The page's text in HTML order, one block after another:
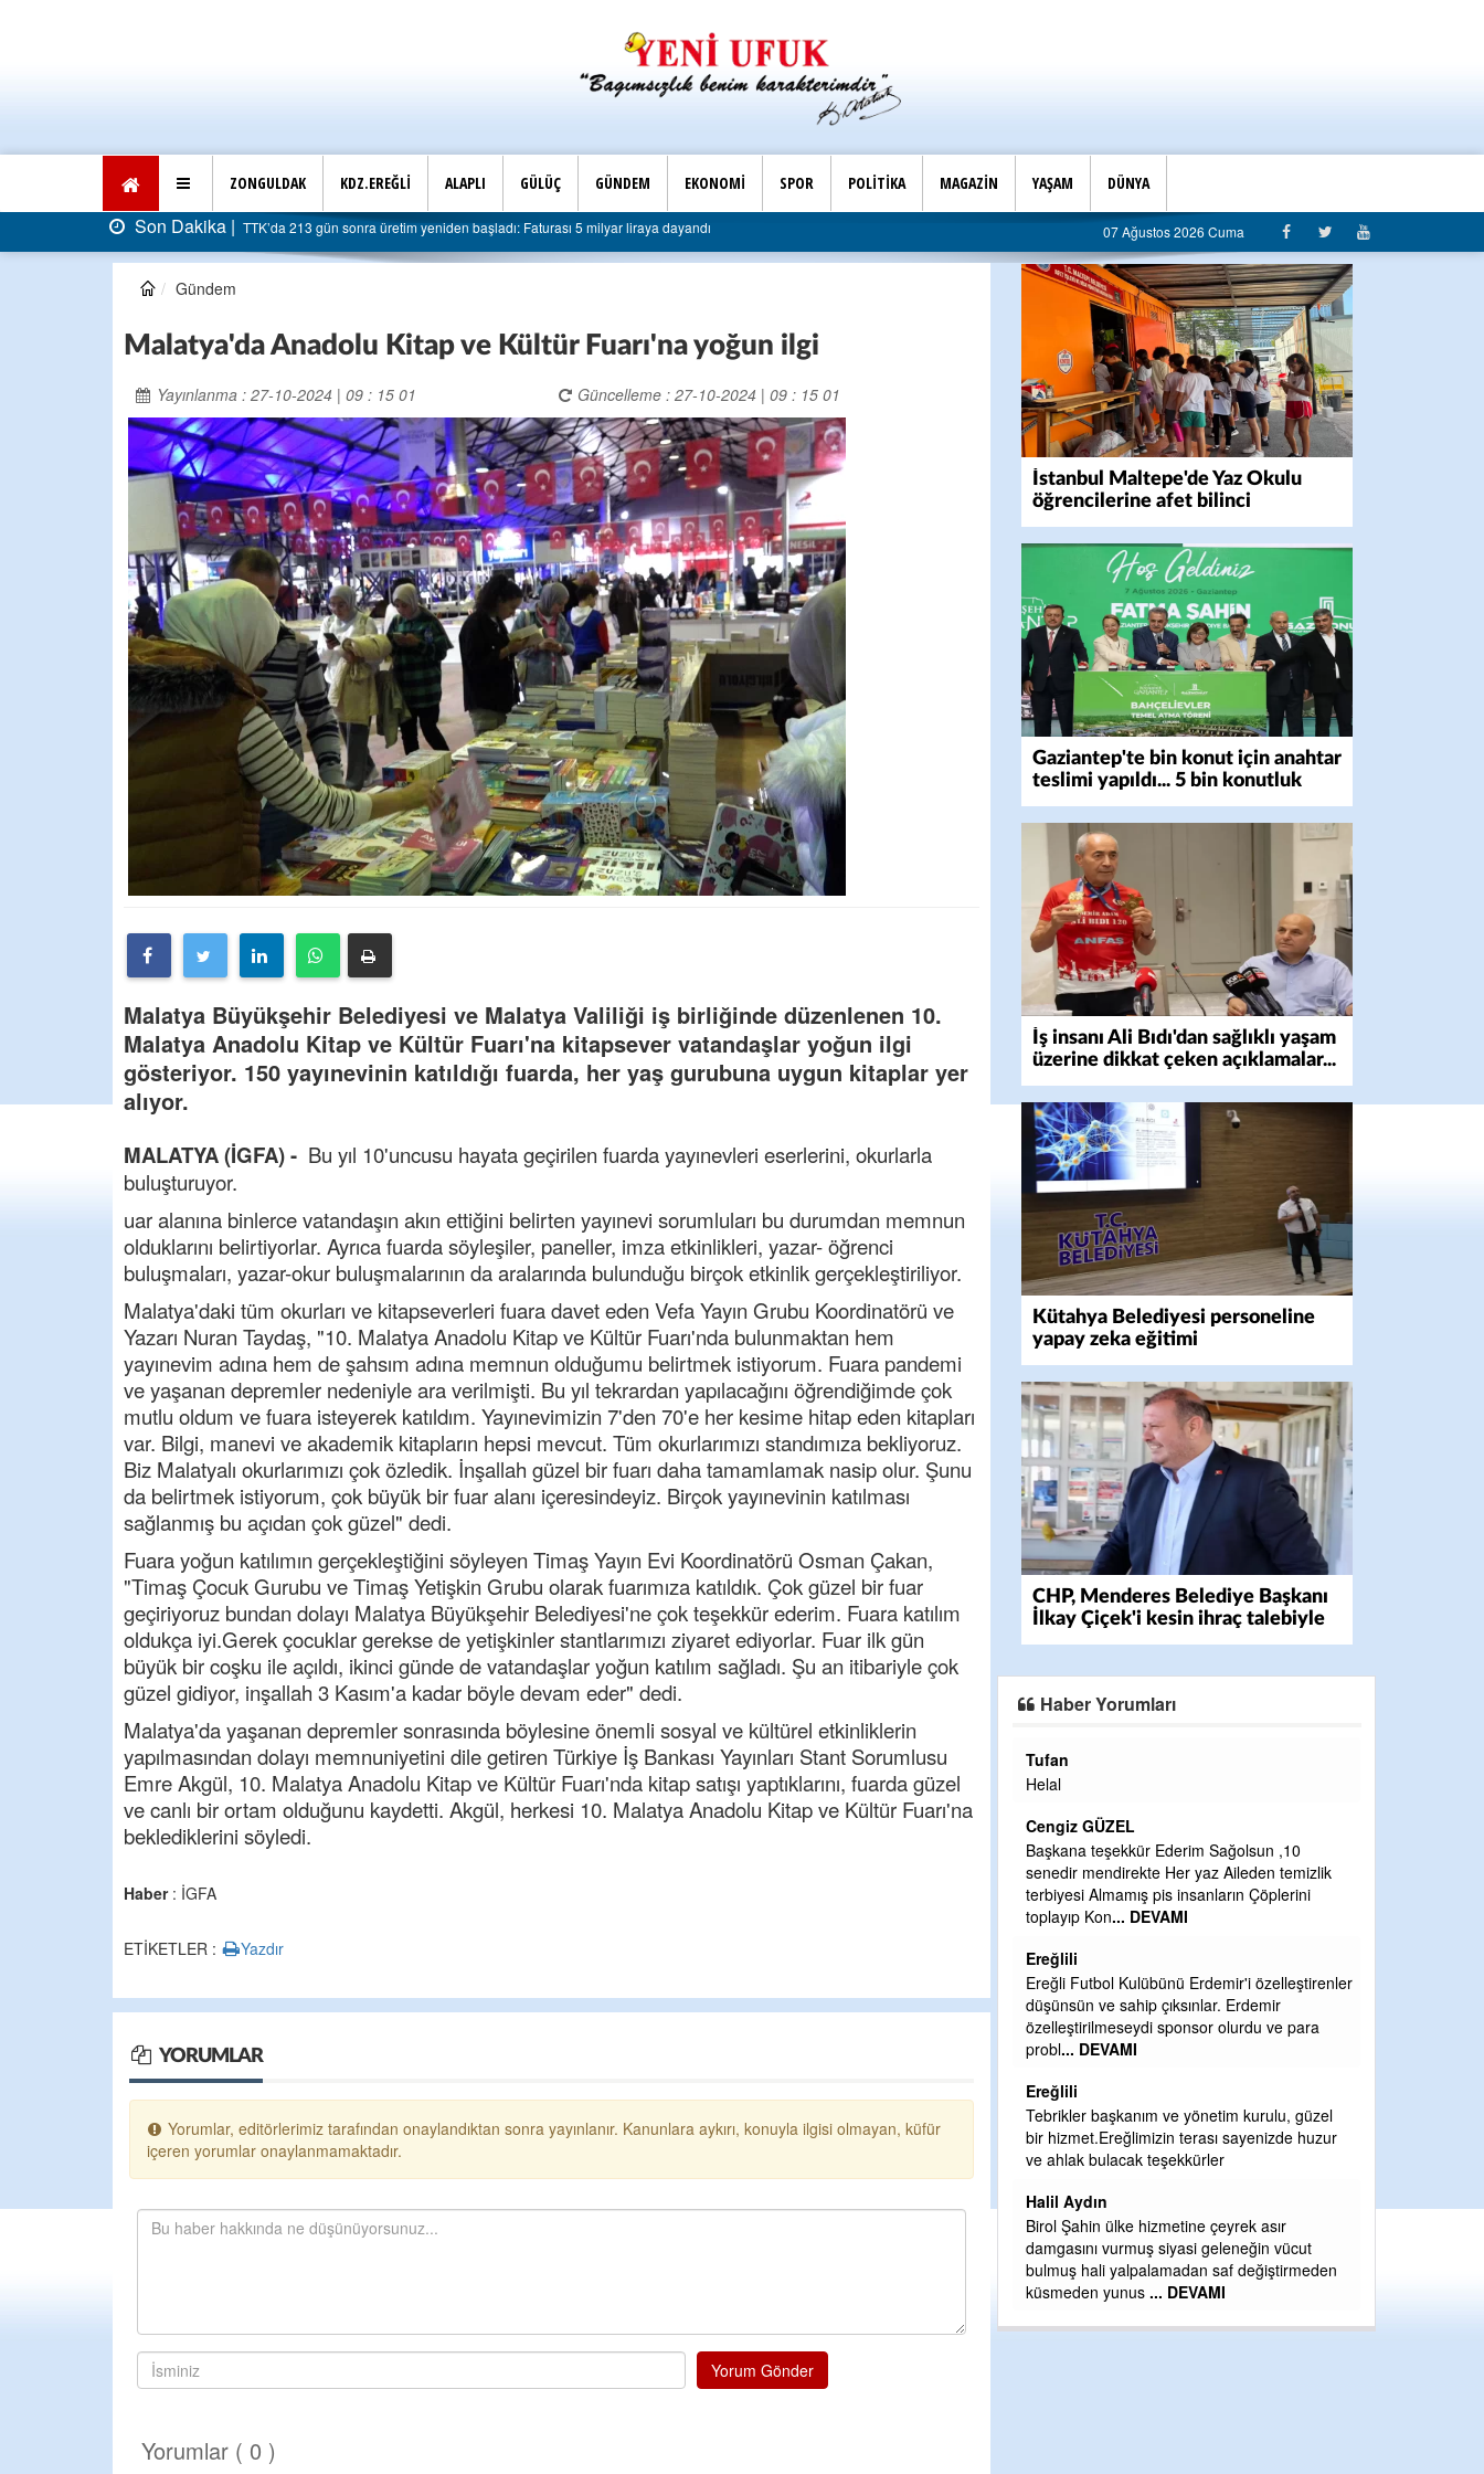
ZONGULDAK KDZ.EREĞLİ ALAPLI GÜLÜÇ GÜNDEM EKONOMİ SPOR POLİTİKA MAGAZİN YAŞAM DÜNYA
Son Dakika |TTK’da 213 gün sonra üretim yeniden başladı: Faturası 5 milyar liraya dayandı Son Dakika | AK Parti Ereğli İlçe Başkanlığı’ndan belediyeye sert eleştiri: “Algı siyaseti değil, hizmet belediyeciliği”
07 Ağustos 2026 Cuma
Gündem
Malatya'da Anadolu Kitap ve Kültür Fuarı'na yoğun ilgi
Yayınlanma : 27-10-2024 | 09 : 15 01 Güncelleme : 27-10-2024 | 09 : 15 01
Malatya Büyükşehir Belediyesi ve Malatya Valiliği iş birliğinde düzenlenen 10.
Malatya Anadolu Kitap ve Kültür Fuarı'na kitapsever vatandaşlar yoğun ilgi
gösteriyor. 150 yayınevinin katıldığı fuarda, her yaş gurubuna uygun kitaplar yer
alıyor.
MALATYA (İGFA) - Bu yıl 10'uncusu hayata geçirilen fuarda yayınevleri eserlerini, okurlarla
buluşturuyor.
uar alanına binlerce vatandaşın akın ettiğini belirten yayınevi sorumluları bu durumdan memnun
olduklarını belirtiyorlar. Ayrıca fuarda söyleşiler, paneller, imza etkinlikleri, yazar- öğrenci
buluşmaları, yazar-okur buluşmalarının da aralarında bulunduğu birçok etkinlik gerçekleştiriliyor.
Malatya'daki tüm okurları ve kitapseverleri fuara davet eden Vefa Yayın Grubu Koordinatörü ve
Yazarı Nuran Taydaş, "10. Malatya Anadolu Kitap ve Kültür Fuarı'nda bulunmaktan hem
yayınevim adına hem de şahsım adına memnun olduğumu belirtmek istiyorum. Fuara pandemi
ve yaşanan depremler nedeniyle ara verilmişti. Bu yıl tekrardan yapılacağını öğrendiğimde çok
mutlu oldum ve fuara isteyerek katıldım. Yayınevimizin 7'den 70'e her kesime hitap eden kitapları
var. Bilgi, manevi ve akademik kitapların hepsi mevcut. Tüm okurlarımızı standımıza bekliyoruz.
Biz Malatyalı okurlarımızı çok özledik. İnşallah güzel bir fuarı daha tamamlamak nasip olur. Şunu
da belirtmek istiyorum, çok büyük bir fuar alanı içeresindeyiz. Birçok yayınevinin katılması
sağlanmış bu açıdan çok güzel" dedi.
Fuara yoğun katılımın gerçekleştiğini söyleyen Timaş Yayın Evi Koordinatörü Osman Çakan,
"Timaş Çocuk Gurubu ve Timaş Yetişkin Grubu olarak fuarımıza katıldık. Çok güzel bir fuar
geçiriyoruz bundan dolayı Malatya Büyükşehir Belediyesi'ne çok teşekkür ederim. Fuara katılım
oldukça iyi.Gerek çocuklar gerekse de yetişkinler stantlarımızı ziyaret ediyorlar. Fuar ilk gün
büyük bir coşku ile açıldı, ikinci günde de vatandaşlar yoğun katılım sağladı. Şu an itibariyle çok
güzel gidiyor, inşallah 3 Kasım'a kadar böyle devam eder" dedi.
Malatya'da yaşanan depremler sonrasında böylesine önemli sosyal ve kültürel etkinliklerin
yapılmasından dolayı memnuniyetini dile getiren Türkiye İş Bankası Yayınları Stant Sorumlusu
Emre Akgül, 10. Malatya Anadolu Kitap ve Kültür Fuarı'nda kitap satışı yaptıklarını, fuarda güzel
ve canlı bir ortam olduğunu kaydetti. Akgül, herkesi 10. Malatya Anadolu Kitap ve Kültür Fuarı'na
beklediklerini söyledi.
Haber: İGFA
ETİKETLER : Yazdır
YORUMLAR
Yorumlar, editörlerimiz tarafından onaylandıktan sonra yayınlanır. Kanunlara aykırı, konuyla ilgisi olmayan, küfür
içeren yorumlar onaylanmamaktadır.
Yorum Gönder
Yorumlar ( 0 )
İstanbul Maltepe'de Yaz Okulu
öğrencilerine afet bilinci
Gaziantep'te bin konut için anahtar
teslimi yapıldı... 5 bin konutluk
projeye temel
İş insanı Ali Bıdı'dan sağlıklı yaşam
üzerine dikkat çeken açıklamalar...
77 yaşında gençlik mucizesi
Kütahya Belediyesi personeline
yapay zeka eğitimi
CHP, Menderes Belediye Başkanı
İlkay Çiçek'i kesin ihraç talebiyle
disipline sevk etti
Haber Yorumları
Tufan
Helal
Cengiz GÜZEL
Başkana teşekkür Ederim Sağolsun ,10
senedir mendirekte Her yaz Aileden temizlik
terbiyesi Almamış pis insanların Çöplerini
Ereğli Futbol Kulübünü Erdemir'i özelleştirenler
düşünsün ve sahip çıksınlar. Erdemir
özelleştirilmeseydi sponsor olurdu ve para
Tebrikler başkanım ve yönetim kurulu, güzel
bir hizmet.Ereğlimizin terası sayenizde huzur
damgasını vurmuş siyasi geleneğin vücut
bulmuş hali yalpalamadan saf değiştirmeden
CEVDET YILMAZ
GULDERE DERE ÇALIŞMALARI, SEKIZ YIL
ÖNCE ALKAYA TARAFINDAN BAŞLATILDI,
ETRASFINDA YERLEŞİM YERI OLMAYAN
Şaban yavuz
Mekanı cennet olsun kederli ailesine Rabbim
Sabri Celil ihsan eylesin
Günaydın hayırlı sabahlar dilerim
H BakiYüksel